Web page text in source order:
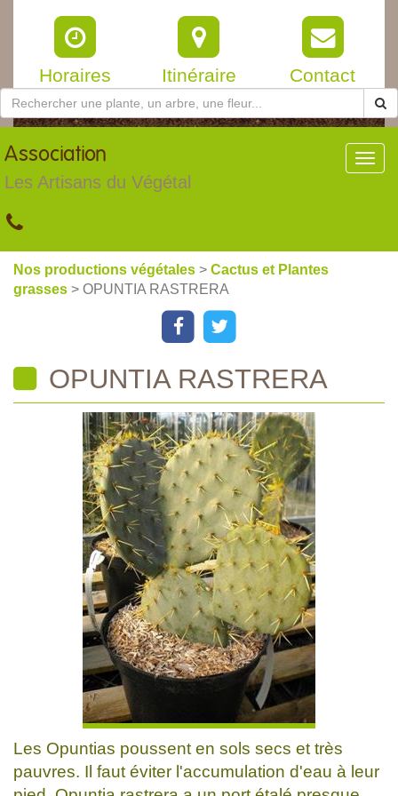
Horaires Itinéraire Contact
Association
Les Artisans du Végétal
Nos productions végétales > Cactus et Plantes
grasses > OPUNTIA RASTRERA
OPUNTIA RASTRERA
Les Opuntias poussent en sols secs et très
pauvres. Il faut éviter l'accumulation d'eau à leur